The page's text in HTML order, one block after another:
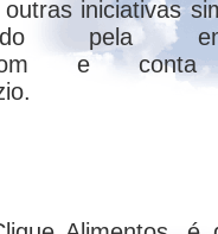
indefinido.
sua
Isto
uma
: Pode
iniciativas
pela
e